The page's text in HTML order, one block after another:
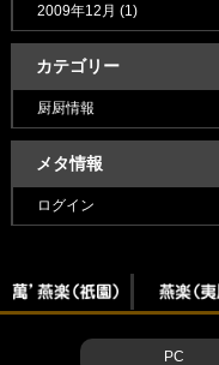
2009年12月 (1)
カテゴリー
厨厨情報
メタ情報
ログイン
PC